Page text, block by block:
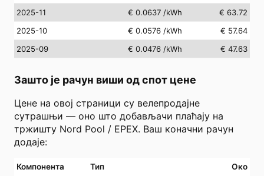
2025-11
€ 0.0637 /kWh
€ 63.72
2025-10
€ 0.0576 /kWh
€ 57.64
2025-09
€ 0.0476 /kWh € 47.63
Зашто је рачун виши од спот цене
Цене на овој страници су велепродајне
сутрашњи — оно што добављачи плаћају на
тржишту Nord Pool / EPEX. Ваш коначни рачун
додаје:
Компонента Тип Око